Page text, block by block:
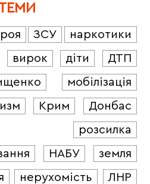
ЗСУ
наркотики
вирок діти
ДТП
мобілізація
Крим
Донбас
розсилка
НАБУ
земля
нерухомість
ЛНР